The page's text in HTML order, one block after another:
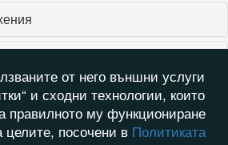
от него външни услуги
и сходни технологии, които
правилното му функциониране
целите, посочени в Политиката